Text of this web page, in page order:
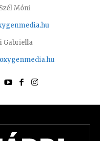
Szél Móni
Gabriella